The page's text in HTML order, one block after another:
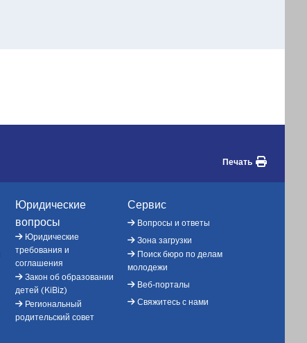
Печать
Юридические
вопросы
Юридические
требования и
соглашения
Закон об образовании
детей (KiBiz)
Региональный
родительский совет
Сервис
Вопросы и ответы
Зона загрузки
Поиск бюро по делам
молодежи
Веб-порталы
Свяжитесь с нами